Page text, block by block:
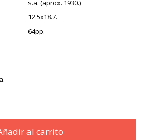
s.a. (aprox. 1930.)
12.5x18.7.
64pp.
al carrito